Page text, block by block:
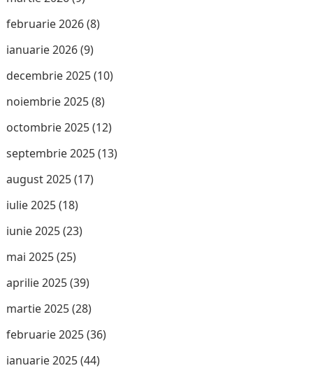
februarie 2026(8)
ianuarie 2026(9)
decembrie 2025(10)
noiembrie 2025(8)
octombrie 2025(12)
septembrie 2025(13)
august 2025(17)
iulie 2025(18)
iunie 2025(23)
mai 2025(25)
aprilie 2025(39)
martie 2025(28)
februarie 2025(36)
ianuarie 2025(44)